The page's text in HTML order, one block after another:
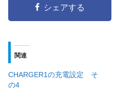
シェアする
関連
CHARGER1の充電設定 そ
の4